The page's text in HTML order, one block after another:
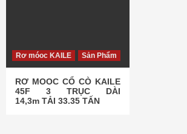
Rơ móoc KAILE Sản Phẩm
RƠ MOOC CỔ CÒ KAILE
45F 3 TRỤC DÀI
14,3m TẢI 33.35 TẤN